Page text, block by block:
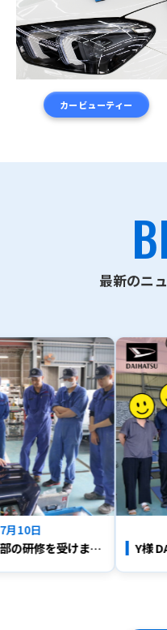
カービューティー
最新のニ
日
カーコンビニ倶楽部の研修を受けました。新しい技術で、もっと良い鈑金整備工場へ。